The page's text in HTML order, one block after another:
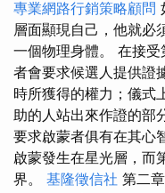
專業網路行銷策略顧問
層面顯現自己，他就必
一個物理身體。 在接
者會要求候選人提供證
時所獲得的權力；儀式
助的人站出來作證的部
要求啟蒙者俱有在其心
啟蒙發生在星光層，而
界。 基隆徵信社 第二章